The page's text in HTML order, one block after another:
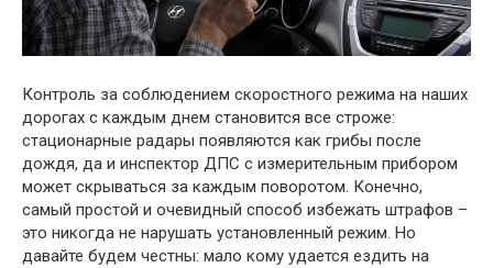
Контроль за соблюдением скоростного режима на наших
дорогах с каждым днем становится все строже:
стационарные радары появляются как грибы после
дождя, да и инспектор ДПС с измерительным прибором
может скрываться за каждым поворотом. Конечно,
самый простой и очевидный способ избежать штрафов –
это никогда не нарушать установленный режим. Но
давайте будем честны: мало кому удается ездить на